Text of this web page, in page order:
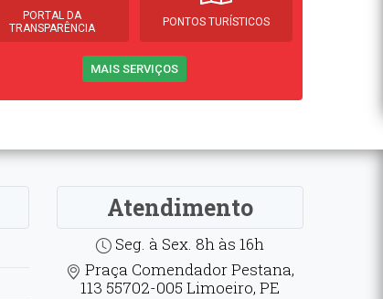
PORTAL DA
TRANSPARÊNCIA
PONTOS TURÍSTICOS
MAIS SERVIÇOS
Atendimento
Seg. à Sex. 8h às 16h
Praça Comendador Pestana,
113 55702-005 Limoeiro, PE